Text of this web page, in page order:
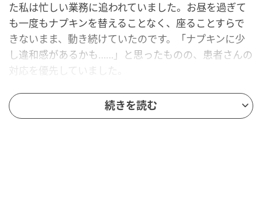
た私は忙しい業務に追われていました。お昼を過ぎて
も一度もナプキンを替えることなく、座ることすらで
きないまま、動き続けていたのです。「ナプキンに少
し違和感があるかも……」と思ったものの、患者さんの
対応を優先していました。
すると先輩が背後からやってきて、小さな声でこう呼
び止められました。
続きを読む